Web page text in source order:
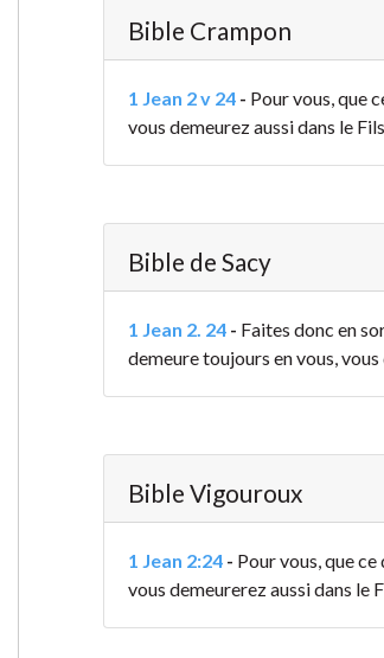
Bible Crampon
1 Jean 2 v 24- Pour vous, que
vous demeurez aussi dans le
Bible de Sacy
1 Jean 2. 24- Faites donc en
demeure toujours en vous,
Bible Vigouroux
1 Jean 2:24- Pour vous, que
vous demeurerez aussi dans le